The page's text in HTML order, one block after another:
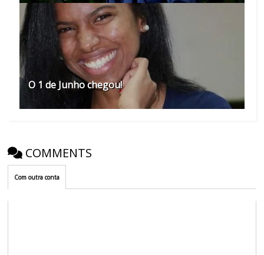
O 1 de Junho chegou!
COMMENTS
Com outra conta